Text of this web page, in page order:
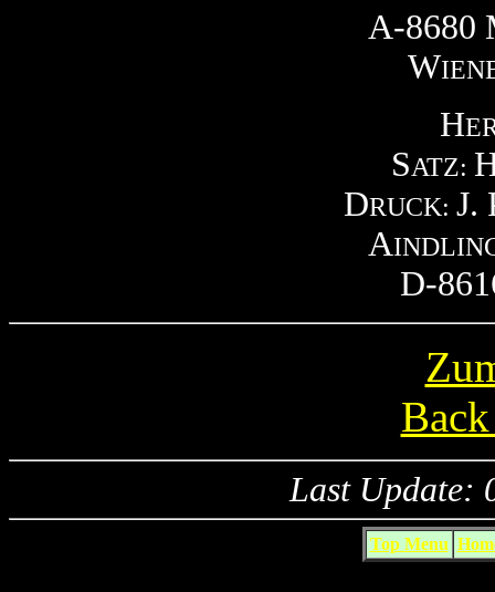
A-8680
W
H
SATZ:
DRUCK: J.
A
D-
Last Update:
Top Menu